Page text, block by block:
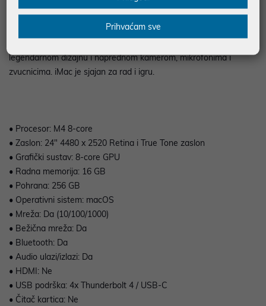
Vrhunsko stolno racunalo sve u jednom. Zahvaljujuci cipu M4,
pregledavanje i obavljanje više zadataka u aplikacijama cini se
legendarnom dizajnu i naprednom kamerom, mikrofonima i
zvucnicima. iMac je sjajan za rad i igru.
• Procesor: M4 8-core
• Zaslon: 24" 4480 x 2520 Retina i True Tone zaslon
• Grafički sustav: 8-core GPU
• Radna memorija: 16 GB
• Pohrana: 256 GB
• Operativni sistem: macOS
• Mreža: Da (10/100/1000)
• Bežična mreža: Da
• Bluetooth: Da
• Audio ulazi/izlazi: Da
• HDMI: Ne
• USB podrška: 4x Thunderbolt 4 / USB-C
• Čitač kartica: Ne
Prihvaćam sve